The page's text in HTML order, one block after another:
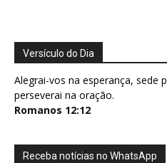
Versículo do Dia
Alegrai-vos na esperança, sede
perseverai na oração.
Romanos 12:12
Receba notícias no WhatsApp